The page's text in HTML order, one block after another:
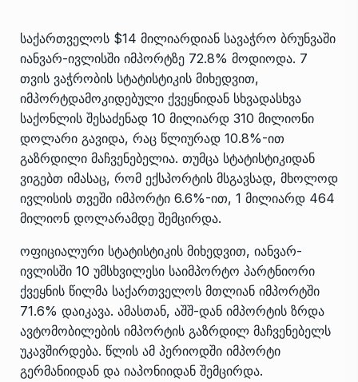
საქართველოს $14 მილიარდიან სავაჭრო ბრუნვაში
იანვარ-ივლისში იმპორტზე 72.8% მოდიოდა. 7
თვის ვაჭრობის სტატისტიკის მიხედვით,
იმპორტდამოკიდებული ქვეყნიდან სხვადასხვა
საქონლის შესაძენად 10 მილიარდ 310 მილიონი
დოლარი გავიდა, რაც წლიურად 10.8%-ით
გაზრდილი მაჩვენებელია. თუმცა სტატისტიკიდან
ვიგებთ იმასაც, რომ ექსპორტის მსგავსად, მხოლოდ
ივლისის თვეში იმპორტი 6.6%-ით, 1 მილიარდ 464
მილიონ დოლარამდე შემცირდა.
ოფიციალური სტატისტიკის მიხედვით, იანვარ-
ივლისში 10 უმსხვილესი საიმპორტო პარტნიორი
ქვეყნის წილმა საქართველოს მთლიან იმპორტში
71.6% დაიკავა. ამასთან, აშშ-დან იმპორტის ზრდა
ავტომობილების იმპორტის გაზრდილ მაჩვენებელს
უკავშირდება. წლის ამ პერიოდში იმპორტი
გერმანიიდან და იაპონიიდან შემცირდა.